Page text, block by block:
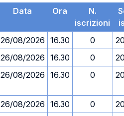
Data Ora
N.
iscrizioni
26/08/2026 16.30 0
26/08/2026 16.30 0
26/08/2026 16.30 0
26/08/2026 16.30 0